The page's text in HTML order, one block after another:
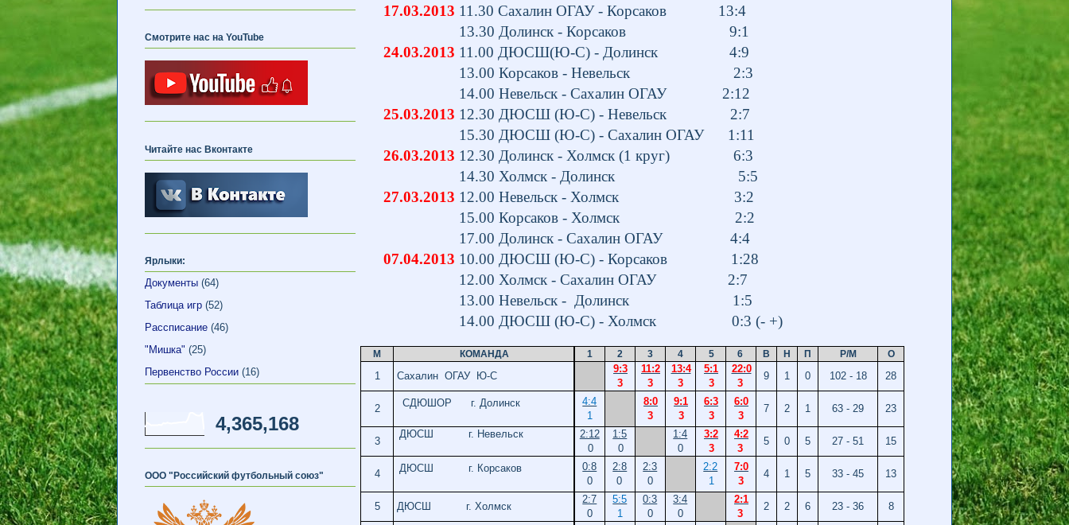
17.03.2013 11.30 Сахалин ОГАУ - Корсаков 13:4
13.30 Долинск - Корсаков 9:1
24.03.2013 11.00 ДЮСШ(Ю-С) - Долинск 4:9
13.00 Корсаков - Невельск 2:3
14.00 Невельск - Сахалин ОГАУ 2:12
25.03.2013 12.30 ДЮСШ (Ю-С) - Невельск 2:7
15.30 ДЮСШ (Ю-С) - Сахалин ОГАУ 1:11
26.03.2013 12.30 Долинск - Холмск (1 круг) 6:3
14.30 Холмск - Долинск 5:5
27.03.2013 12.00 Невельск - Холмск 3:2
15.00 Корсаков - Холмск 2:2
17.00 Долинск - Сахалин ОГАУ 4:4
07.04.2013 10.00 ДЮСШ (Ю-С) - Корсаков 1:28
12.00 Холмск - Сахалин ОГАУ 2:7
13.00 Невельск - Долинск 1:5
14.00 ДЮСШ (Ю-С) - Холмск 0:3 (- +)
М КОМАНДА 1 2 3 4 5 6 В Н П Р/М О
1 Сахалин ОГАУ Ю-С
9:3
3
11:2
3
13:4
3
5:1
3
22:0
3
9 1 0 102 - 18 28
2 СДЮШОР г. Долинск
4:4
1
8:0
3
9:1
3
6:3
3
6:0
3
7 2 1 63 - 29 23
3
ДЮСШ г. Невельск
2:12
0
1:5
0
1:4
0
3:2
3
4:2
3
5 0 5 27 - 51 15
4 ДЮСШ г. Корсаков
0:8
0
2:8
0
2:3
0
2:2
1
7:0
3
4 1 5 33 - 45 13
5 ДЮСШ г. Холмск
2:7
0
5:5
1
0:3
0
3:4
0
2:1
3
2 2 6 23 - 36 8
Смотрите нас на YouTube
Читайте нас Вконтакте
Ярлыки:
Документы (64)
Таблица игр (52)
Рассписание (46)
"Мишка" (25)
Первенство России (16)
4,365,168
ООО "Российский футбольный союз"